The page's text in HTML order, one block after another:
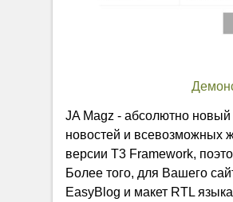
JA Magz - абсолютно
новостей и всевозможных
версии T3 Framework,
Более того, для Вашего
EasyBlog и макет RTL